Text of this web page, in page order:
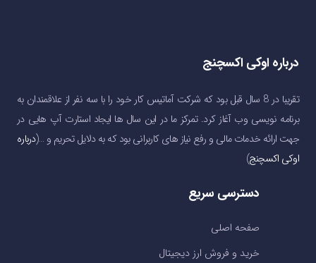
درباره اوکی اکسچنج
تقریبا در 8 سال قبل بود که شرکت آماتیس کار خود را با سه نفر از علاقمندان به
برنامه نویسی وب آغاز کرد. تمرکز ما در این سال ها ایجاد استارت آپ هایی در
جهت ارائه خدمات مالی و رفع نیاز های کاربرانی بود که به دلایل تحریم و …(درباره
اوکی اکسچنج)
دسترسی سریع
صفحه اصلی
خرید و فروش ارز دیجیتال